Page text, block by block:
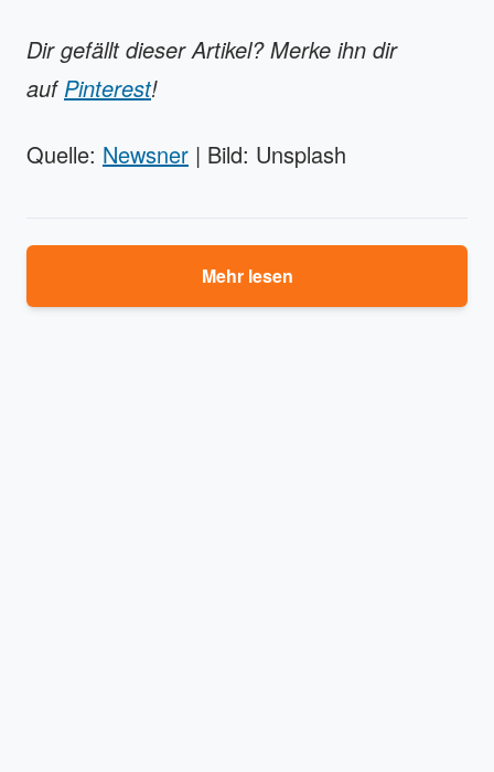
Dir gefällt dieser Artikel? Merke ihn dir
aufPinterest!
Quelle: Newsner | Bild: Unsplash
Mehr lesen